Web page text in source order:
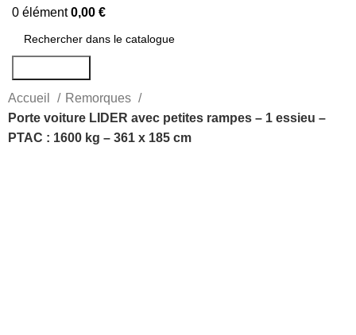
0 élément 0,00 €
Accueil
Remorques
Porte voiture LIDER avec petites rampes – 1 essieu –
PTAC : 1600 kg – 361 x 185 cm